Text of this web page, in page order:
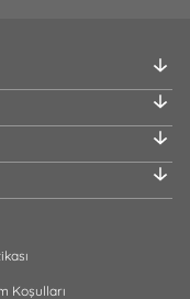
Koşulları